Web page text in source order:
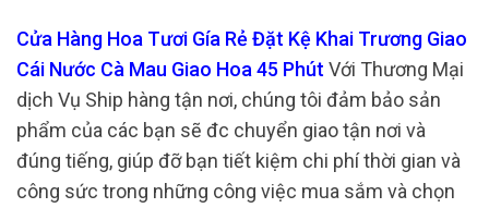
Cửa Hàng Hoa Tươi Gía Rẻ Đặt Kệ Khai Trương Giao
Cái Nước Cà Mau Giao Hoa 45 Phút Với Thương Mại
dịch Vụ Ship hàng tận nơi, chúng tôi đảm bảo sản
phẩm của các bạn sẽ đc chuyển giao tận nơi và
đúng tiếng, giúp đỡ bạn tiết kiệm chi phí thời gian và
công sức trong những công việc mua sắm và chọn